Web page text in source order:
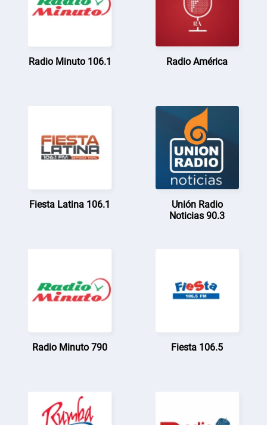
Radio Minuto 106.1 Radio América
Fiesta Latina 106.1
Unión Radio
Noticias 90.3
Radio Minuto 790 Fiesta 106.5